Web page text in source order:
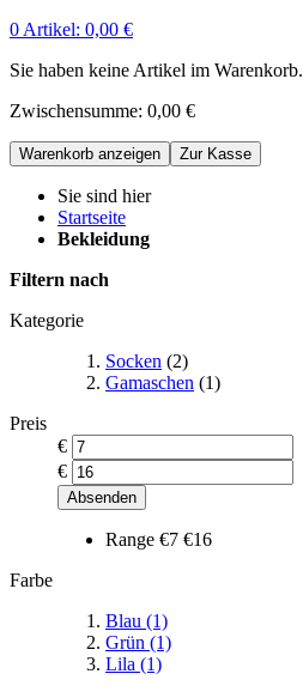
0 Artikel: 0,00 €
Sie haben keine Artikel im Warenkorb.
Zwischensumme: 0,00 €
Warenkorb anzeigen Zur Kasse
Sie sind hier
Startseite
Bekleidung
Filtern nach
Kategorie
Socken (2)
Gamaschen (1)
Preis
€
€
Absenden
Range €7 €16
Farbe
Blau (1)
Grün (1)
Lila (1)